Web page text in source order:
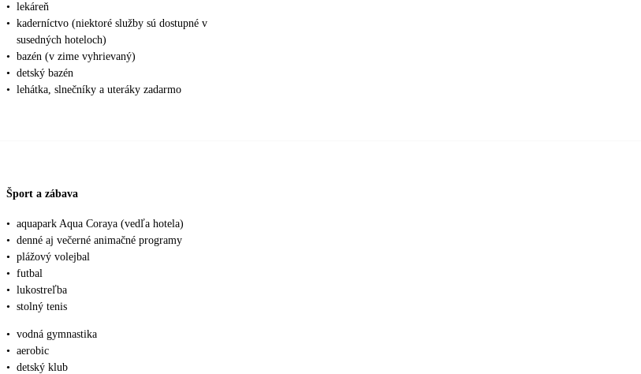
• lekáreň
• kaderníctvo (niektoré služby sú dostupné v
susedných hoteloch)
• bazén (v zime vyhrievaný)
• detský bazén
• lehátka, slnečníky a uteráky zadarmo
Šport a zábava
• aquapark Aqua Coraya (vedľa hotela)
• denné aj večerné animačné programy
• plážový volejbal
• futbal
• lukostreľba
• stolný tenis
• vodná gymnastika
• aerobic
• detský klub